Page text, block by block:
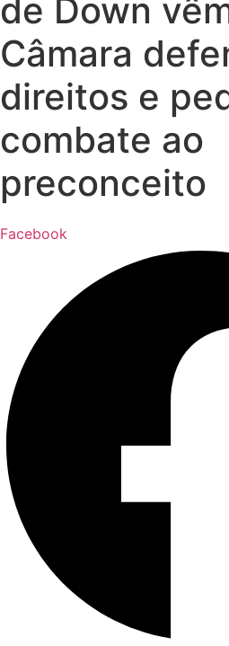
de Down
Câmara
direitos e
combate ao
preconceito
Facebook